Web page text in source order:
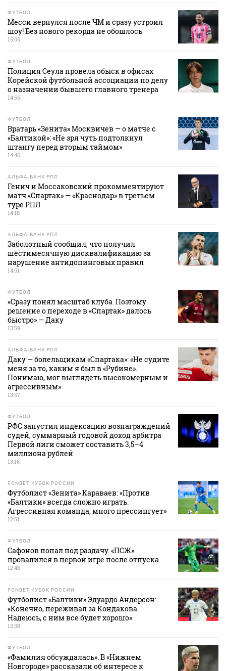
ФУТБОЛ
Месси вернулся после ЧМ и сразу устроил
шоу! Без нового рекорда не обошлось
15:05
ФУТБОЛ
Полиция Сеула провела обыск в офисах
Корейской футбольной ассоциации по делу
о назначении бывшего главного тренера
14:55
ФУТБОЛ
Вратарь «Зенита» Москвичев — о матче с
«Балтикой»: «Не зря чуть подтолкнул
штангу перед вторым таймом»
14:46
АЛЬФА-БАНК РПЛ
Генич и Моссаковский прокомментируют
матч «Спартак» — «Краснодар» в третьем
туре РПЛ
14:18
АЛЬФА-БАНК РПЛ
Заболотный сообщил, что получил
шестимесячную дисквалификацию за
нарушение антидопинговых правил
14:01
ФУТБОЛ
«Сразу понял масштаб клуба. Поэтому
решение о переходе в «Спартак» далось
быстро» — Даку
13:59
АЛЬФА-БАНК РПЛ
Даку — болельщикам «Спартака»: «Не судите
меня за то, каким я был в «Рубине».
Понимаю, мог выглядеть высокомерным и
агрессивным»
13:57
ФУТБОЛ
РФС запустил индексацию вознаграждений
судей, суммарный годовой доход арбитра
Первой лиги сможет составить 3,5–4
миллиона рублей
13:16
FONBET КУБОК РОССИИ
Футболист «Зенита» Караваев: «Против
«Балтики» всегда сложно играть.
Агрессивная команда, много прессингует»
12:51
ФУТБОЛ
Сафонов попал под раздачу. «ПСЖ»
провалился в первой игре после отпуска
12:46
FONBET КУБОК РОССИИ
Футболист «Балтики» Эдуардо Андерсон:
«Конечно, переживал за Кондакова.
Надеюсь, с ним все будет хорошо»
12:38
ФУТБОЛ
«Фамилия обсуждалась». В «Нижнем
Новгороде» рассказали об интересе к